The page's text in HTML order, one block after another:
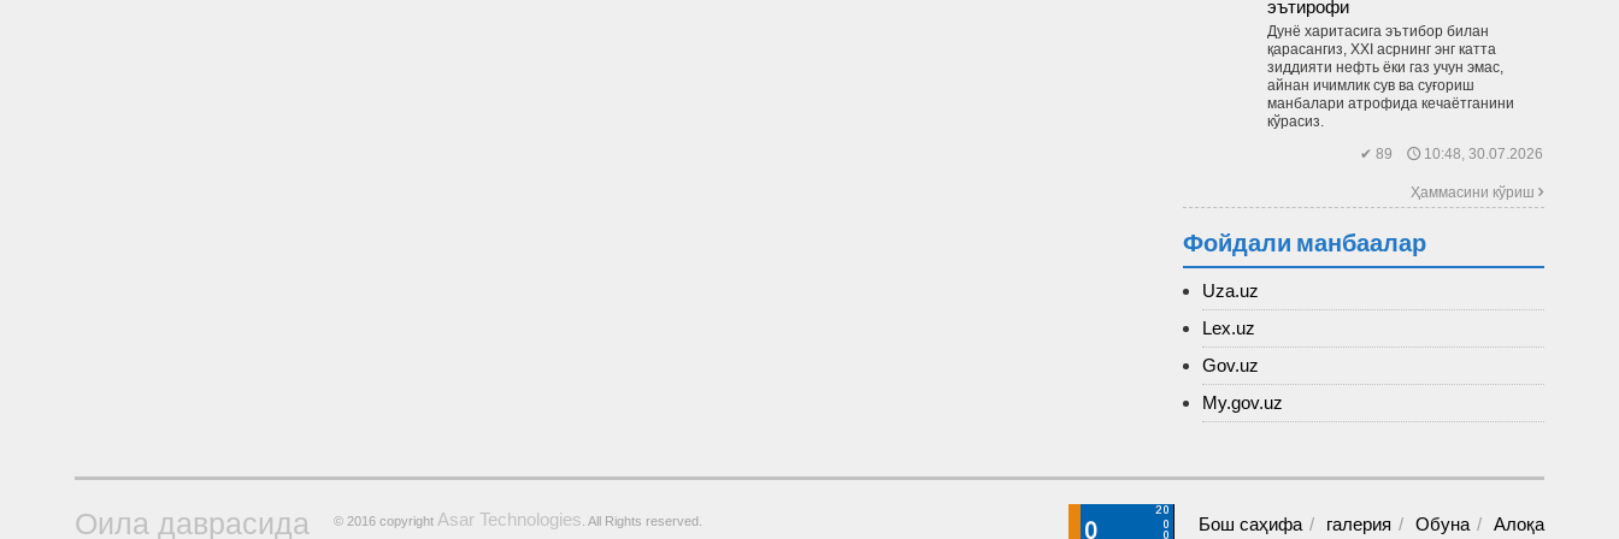
эътирофи
Дунё харитасига эътибор билан
қарасангиз, XXI асрнинг энг катта
зиддияти нефть ёки газ учун эмас,
айнан ичимлик сув ва суғориш
манбалари атрофида кечаётганини
кўрасиз.
✔ 89 🕔 10:48, 30.07.2026
Ҳаммасини кўриш 
Фойдали манбаалар
Uza.uz
Lex.uz
Gov.uz
My.gov.uz
Бош саҳифа галерия Обуна Алоқа
Оила даврасида © 2016 copyright Asar Technologies . All Rights reserved.